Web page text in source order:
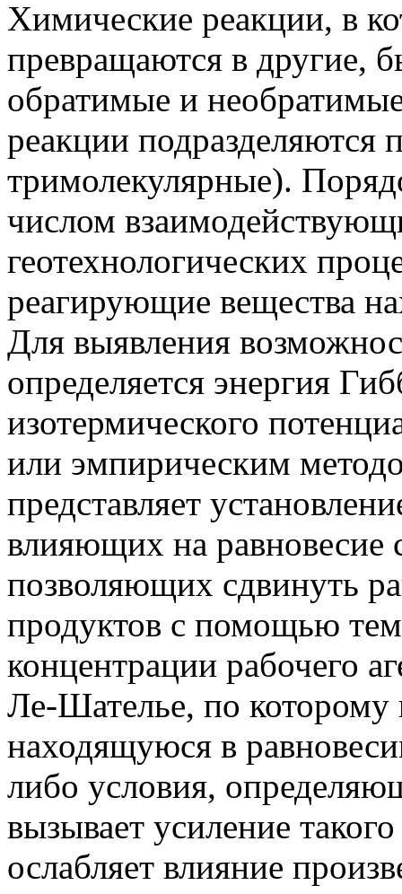
Химические реакции, в
превращаются в другие,
обратимые и
реакции
тримолекулярные).
числом
геотехнологических
реагирующие вещества
Для выявления
определяется энергия
изотермического
или эмпирическим
представляет
влияющих на равновесие
позволяющих сдвинуть
продуктов с помощью
концентрации рабочего
Ле-Шателье, по которому
находящуюся в
либо условия,
вызывает усиление
ослабляет влияние